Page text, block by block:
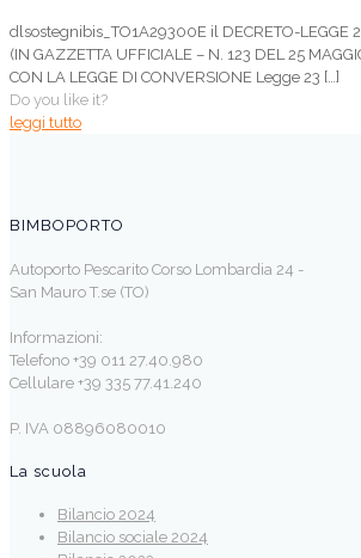
dlsostegnibis_TO1A29300E il DECRETO-LEGGE
(IN GAZZETTA UFFICIALE – N. 123 DEL 25
CON LA LEGGE DI CONVERSIONE Legge 23 […]
Do you like it?
leggi tutto
BIMBOPORTO
Autoporto Pescarito Corso Lombardia 24 -
San Mauro T.se (TO)
Informazioni:
Telefono +39 011 27.40.980
Cellulare +39 335 77.41.240
P. IVA 08896080010
La scuola
Bilancio 2024
Bilancio sociale 2024